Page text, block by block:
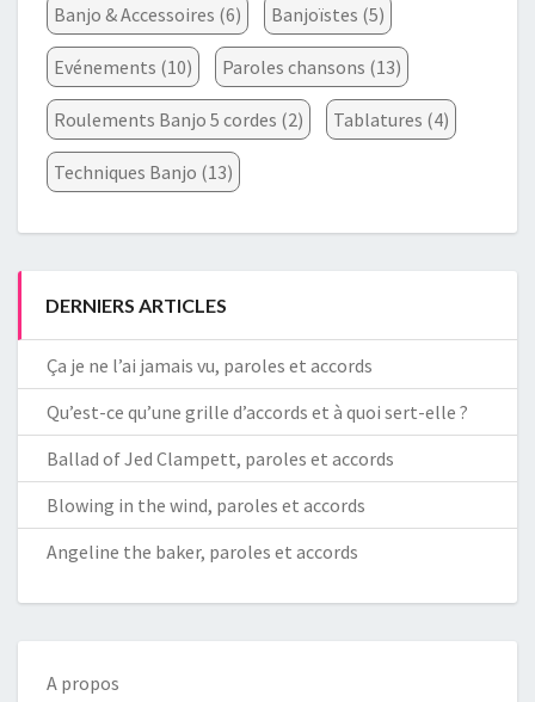
Banjo & Accessoires (6) Banjoïstes (5)
Evénements (10) Paroles chansons (13)
Roulements Banjo 5 cordes (2) Tablatures (4)
Techniques Banjo (13)
DERNIERS ARTICLES
Ça je ne l’ai jamais vu, paroles et accords
Qu’est-ce qu’une grille d’accords et à quoi sert-elle ?
Ballad of Jed Clampett, paroles et accords
Blowing in the wind, paroles et accords
Angeline the baker, paroles et accords
A propos